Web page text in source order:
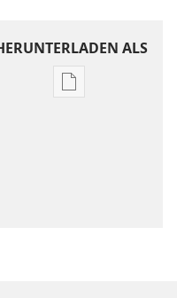
ALS